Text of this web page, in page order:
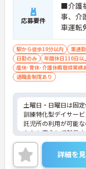
応募要件
■介護
事、介
車運転
駅から徒歩10分以内 車通
日勤のみ
年間休日110日以
産休･育休･介護休暇取得実績
退職金制度あり
土曜日・日曜日は固
訓練特化型デイサービ
託児所の利用が可能
かたも安心して就業
ご興味ある方には、
詳細をお話しいたしま
い！
詳細を